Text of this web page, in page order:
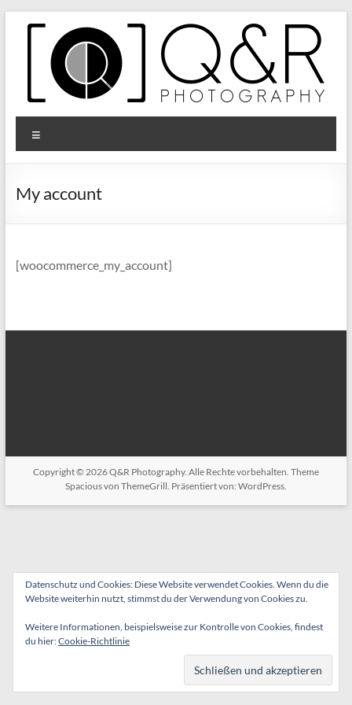
Inhalt
Q&R
Photography
My account
[woocommerce_my_account]
Copyright © 2026Q&R Photography. Alle Rechte vorbehalten. Theme
Spaciousvon ThemeGrill. Präsentiert von: WordPress.
Datenschutz und Cookies: Diese Website verwendet Cookies. Wenn du die
Website weiterhin nutzt, stimmst du der Verwendung von Cookies zu.
Weitere Informationen, beispielsweise zur Kontrolle von Cookies, findest
du hier:Cookie-Richtlinie